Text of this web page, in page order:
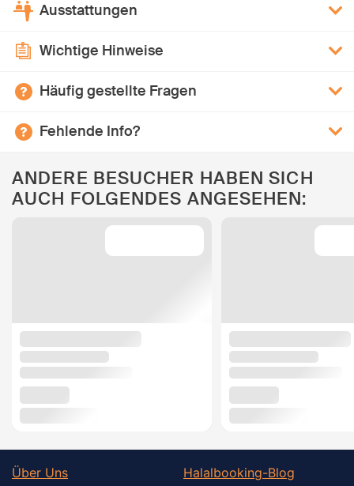
Ausstattungen
Wichtige Hinweise
Häufig gestellte Fragen
Fehlende Info?
ANDERE BESUCHER HABEN SICH
AUCH FOLGENDES ANGESEHEN:
Über Uns
Halalbooking-Blog